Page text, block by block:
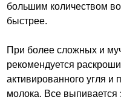
большим количеством
быстрее.
При более сложных и
рекомендуется
активированного угля
молока. Все выпивается